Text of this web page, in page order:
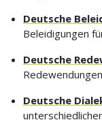
Deutsche
Beleidigungen
Deutsche
Deutsche